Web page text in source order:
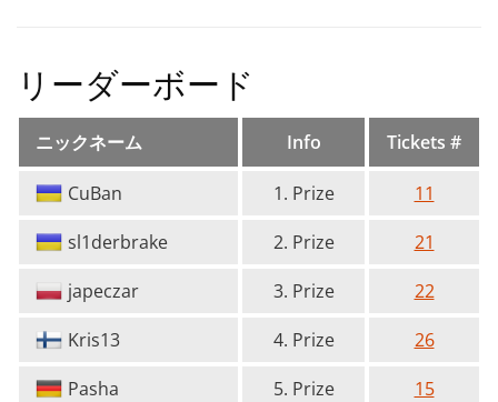
リーダーボード
ニックネーム Info Tickets #
CuBan 1. Prize
11
sl1derbrake
2. Prize
21
japeczar
3. Prize
22
Kris13
4. Prize
26
Pasha
5. Prize
15